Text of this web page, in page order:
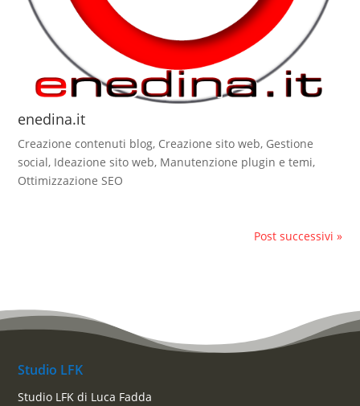
enedina.it
Creazione contenuti blog, Creazione sito web, Gestione
social, Ideazione sito web, Manutenzione plugin e temi,
Ottimizzazione SEO
Post successivi »
Studio LFK
Studio LFK di Luca Fadda